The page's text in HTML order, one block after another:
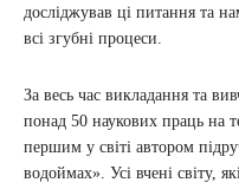
досліджував ці питання та
всі згубні процеси.
За весь час викладання та
понад 50 наукових праць на
першим у світі автором
водоймах». Усі вчені світу,